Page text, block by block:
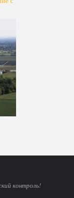
контроль!